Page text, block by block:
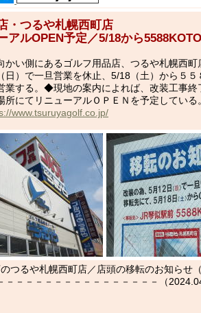
・つるや札幌西町店
アルOPEN予定／5/18から
かい側にあるゴルフ用品店、つるや札幌西町
日）で一旦営業を休止、5/18（土）から５５
業する。◆現地の案内によれば、改装工事終
所にてリニューアルＯＰＥＮを予定している
www.tsuruyagolf.co.jp/
つるや札幌西町店／店頭の移転のお知らせ
－－－－－－－－－－－－－－－－（